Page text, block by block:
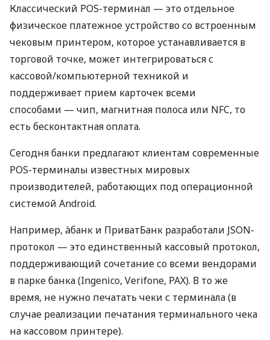
Классический POS-терминал — это отдельное
физическое платежное устройство со встроенным
чековым принтером, которое устанавливается в
торговой точке, может интегрироваться с
кассовой/компьютерной техникой и
поддерживает прием карточек всеми
способами — чип, магнитная полоса или NFC, то
есть бесконтактная оплата.
Сегодня банки предлагают клиентам современные
POS-терминалы известных мировых
производителей, работающих под операционной
системой Android.
Например, àбанк и ПриватБанк разработали JSON-
протокол — это единственный кассовый протокол,
поддерживающий сочетание со всеми вендорами
в парке банка (Ingenico, Verifone, PAX). В то же
время, не нужно печатать чеки с терминала (в
случае реализации печатания терминального чека
на кассовом принтере).